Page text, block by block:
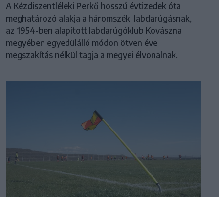
A Kézdiszentléleki Perkő hosszú évtizedek óta
meghatározó alakja a háromszéki labdarúgásnak,
az 1954-ben alapított labdarúgóklub Kovászna
megyében egyedülálló módon ötven éve
megszakítás nélkül tagja a megyei élvonalnak.